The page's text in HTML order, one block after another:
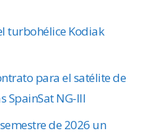
turbohélice Kodiak
para el satélite de
SpainSat NG-III
de 2026 un